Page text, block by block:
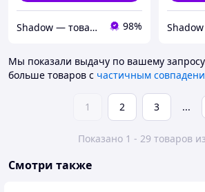
Shadow — товары для сельского хозяйства и домашнего обихода 98%
Мы показали выдачу по вашему
больше товаров с частичным
1 2 3 ...
Показано 1 - 29 товаров
Смотри также